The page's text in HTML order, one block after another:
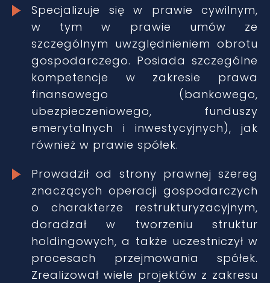
Specjalizuje się w prawie cywilnym,
w tym w prawie umów ze
szczególnym uwzględnieniem obrotu
gospodarczego. Posiada szczególne
kompetencje w zakresie prawa
finansowego (bankowego,
ubezpieczeniowego, funduszy
emerytalnych i inwestycyjnych), jak
również w prawie spółek.
Prowadził od strony prawnej szereg
znaczących operacji gospodarczych
o charakterze restrukturyzacyjnym,
doradzał w tworzeniu struktur
holdingowych, a także uczestniczył w
procesach przejmowania spółek.
Zrealizował wiele projektów z zakresu